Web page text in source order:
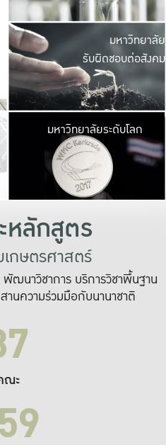
มหาวิ
ค
เปิดประ
และพบเรื่องราวใ
มหาวิทยาลัย
รับผิดชอบต่อสังคม
มหาวิ
เปลี่ยนแปลง แล
เพื่อทำง
ระบบสารสนเทศ
มหาวิทยาลัยระดับโลก
ลักสูตร
กษตรศาสตร์
นาวิชาการ บริการวิชาพื้นฐาน
านความร่วมมือกับนานาชาติ
ณะ